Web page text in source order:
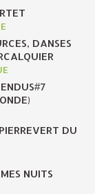
DANSES
DU
NUITS